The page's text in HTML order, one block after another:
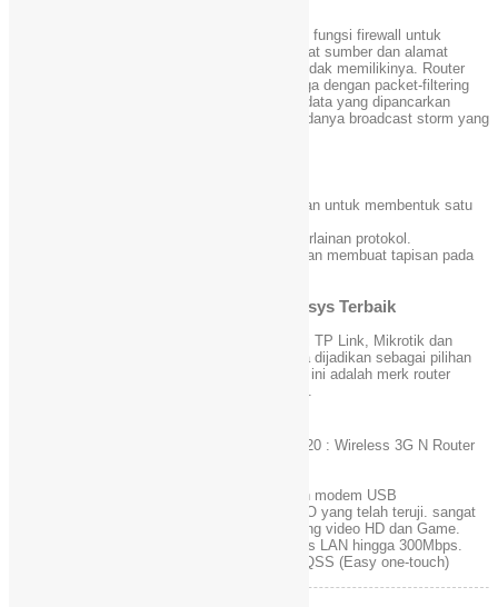
Router-router jenis tersebut umumnya memiliki fungsi firewall untuk
melakukan penapisan paket berdasarkan alamat sumber dan alamat
tujuan paket tersebut, meski beberapa router tidak memilikinya. Router
yang memiliki fitur penapisan paket disebut juga dengan packet-filtering
router. Router umumnya memblokir lalu lintas data yang dipancarkan
secara broadcast sehingga dapat mencegah adanya broadcast storm yang
Menghubungkan dua atau lebih rangkaian untuk membentuk satu
Menghubungkan dua rangkaian yang berlainan protokol.
Mengawal keselamatan rangkaian dengan membuat tapisan pada
Router WiFi TP Link, Mikrotik dan Linksys Terbaik
Berikut ini merupakan daftar harga Router WiFi TP Link, Mikrotik dan
Linksys Terbaik Kecepatan Tercepat yang bisa dijadikan sebagai pilihan
untuk anda. Beberapa merk yang ada dibawah ini adalah merk router
TP-LINK TL-MR3220 : Wireless 3G N Router
Kompatibel dengan modem USB
UMTS/HSPA/EVDO yang telah teruji. sangat
baik untuk streaming video HD dan Game.
Kecepatan Wireless LAN hingga 300Mbps.
dilengkapi tombol QSS (Easy one-touch)